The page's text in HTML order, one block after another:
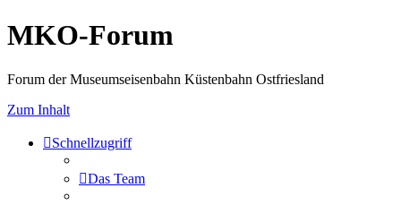
MKO-Forum
Forum der Museumseisenbahn Küstenbahn Ostfriesland
Zum Inhalt
Schnellzugriff
Das Team